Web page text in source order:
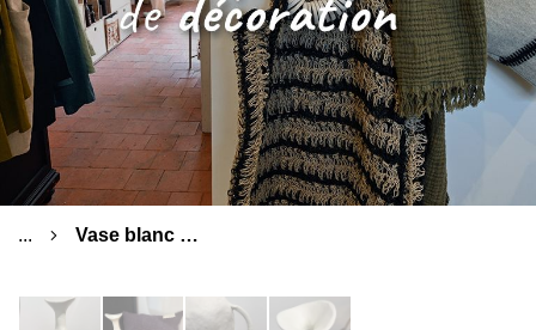
... Vase blanc en aluminium